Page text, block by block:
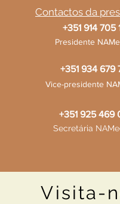
Contactos da
+351 914 705
Presidente
+351 934 679
Vice-presidente
+351 925 469
Secretária
Visita-